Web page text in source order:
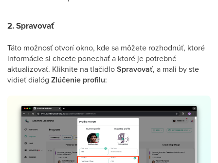
2. Spravovať
Táto možnosť otvorí okno, kde sa môžete rozhodnúť, ktoré
informácie si chcete ponechať a ktoré je potrebné
aktualizovať. Kliknite na tlačidloSpravovať, a mali by ste
vidieť dialóg Zlúčenie profilu: